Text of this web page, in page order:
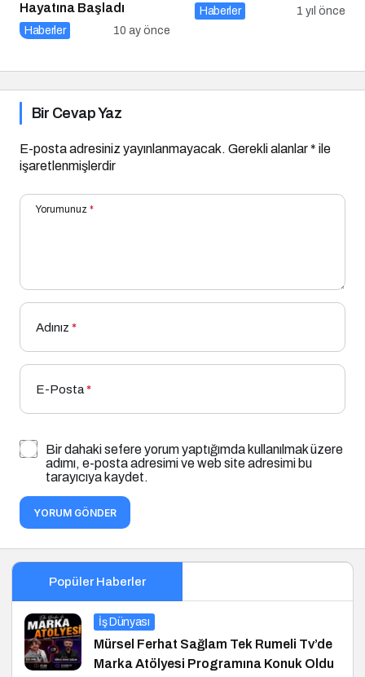
Hayatına Başladı
Haberler 10 ay önce
Haberler 1 yıl önce
Bir Cevap Yaz
E-posta adresiniz yayınlanmayacak. Gerekli alanlar* ile
işaretlenmişlerdir
Yorumunuz *
Adınız *
E-Posta*
Bir dahaki sefere yorum yaptığımda kullanılmak üzere
adımı, e-posta adresimi ve web site adresimi bu
tarayıcıya kaydet.
YORUM GÖNDER
Popüler Haberler
İş Dünyası
Mürsel Ferhat Sağlam Tek Rumeli Tv’de
Marka Atölyesi Programına Konuk Oldu